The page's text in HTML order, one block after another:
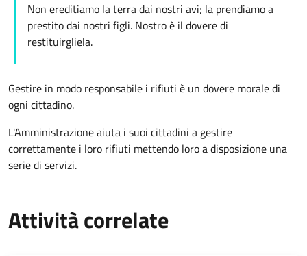
Non ereditiamo la terra dai nostri avi; la prendiamo a
prestito dai nostri figli. Nostro è il dovere di
restituirgliela.
Gestire in modo responsabile i rifiuti è un dovere morale di
ogni cittadino.
L'Amministrazione aiuta i suoi cittadini a gestire
correttamente i loro rifiuti mettendo loro a disposizione una
serie di servizi.
Attività correlate